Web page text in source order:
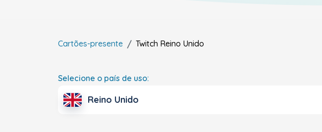
Cartões-presente Twitch Reino Unido
Selecione o país de uso:
Reino Unido